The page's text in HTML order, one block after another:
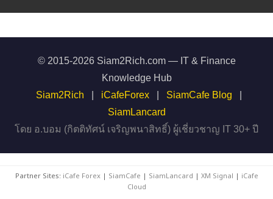
© 2015-2026 Siam2Rich.com — IT & Finance
Knowledge Hub
Siam2Rich
iCafeForex SiamCafe Blog
SiamLancard
โดย อ.บอม (กิตติทัศน์ เจริญพนาสิทธิ์) ผู้เชี่ยวชาญ IT 30+ ปี
Partner Sites: iCafe Forex| SiamCafe | SiamLancard | XM Signal | iCafe
Cloud